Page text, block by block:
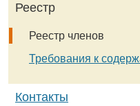
Реестр
Реестр членов
Требования к
Контакты